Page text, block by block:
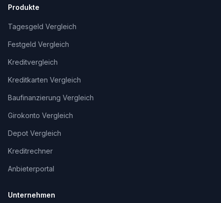
Produkte
Tagesgeld Vergleich
Festgeld Vergleich
Kreditvergleich
Kreditkarten Vergleich
Baufinanzierung Vergleich
Girokonto Vergleich
Depot Vergleich
Kreditrechner
Anbieterportal
Unternehmen